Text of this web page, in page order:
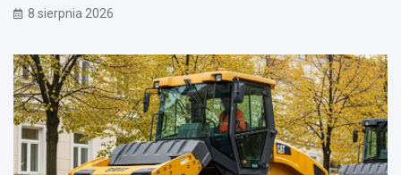
8 sierpnia 2026